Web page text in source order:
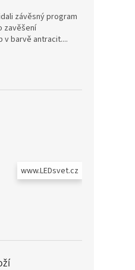
závěsný program
zavěšení
v barvě antracit....
www.LEDsvet.cz